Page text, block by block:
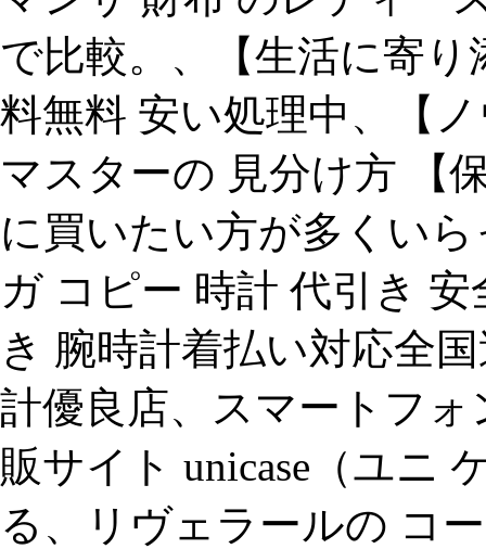
で比較。、【生活に寄
料無料 安い処理中、【
マスターの 見分け方 【
に買いたい方が多くい
ガ コピー 時計 代引き
き 腕時計着払い対応全
計優良店、スマートフ
販サイト unicase（ユニ
る、リヴェラールの コ